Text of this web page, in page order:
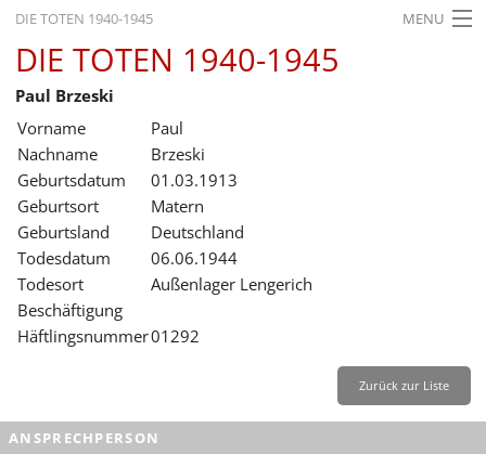
DIE TOTEN 1940-1945 MENU
STARTSEITE
AKTUELLES
AUSSTELLUNGEN
GESCHICHTE
BILDUNG
FORSCHUNG
SERVICE
Leichte Sprache
DIE TOTEN 1940-1945
Paul Brzeski
Vorname
Paul
Nachname
Brzeski
Geburtsdatum
01.03.1913
Geburtsort
Matern
Geburtsland
Deutschland
Todesdatum
06.06.1944
Todesort
Außenlager Lengerich
Beschäftigung
Häftlingsnummer01292
Zurück zur Liste
ANSPRECHPERSON